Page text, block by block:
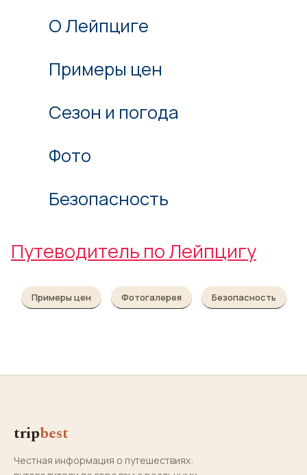
О Лейпциге
Примеры цен
Сезон и погода
Фото
Безопасность
Путеводитель по Лейпцигу
Примеры цен Фотогалерея Безопасность
tripbest
Честная информация о путешествиях: